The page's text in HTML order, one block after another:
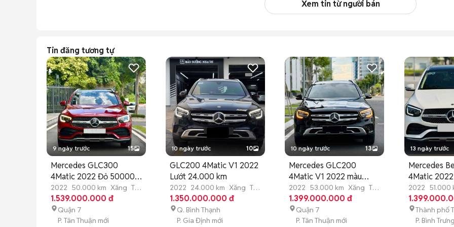
Xem tin từ người bán
Tin đăng tương tự
9 ngày trước 15
Mercedes GLC300
4Matic 2022 Đỏ 50000
km
2022 50.000 km Xăng Tự
động
1.539.000.000 đ
Quận 7
P. Tân Thuận mới
10 ngày trước 10
GLC200 4Matic V1 2022
Lướt 24.000 km
2022 24.000 km Xăng Tự
động
1.350.000.000 đ
Q. Bình Thạnh
P. Gia Định mới
10 ngày trước 13
Mercedes GLC200
4Matic V1 2022 màu
Đen/Kem
2022 53.000 km Xăng Tự
động
1.399.000.000 đ
Quận 7
P. Tân Thuận mới
13 ngày trước
Mercedes
4Matic 2022
Miles
2022 51.000
động
Thành phố
P. Bình